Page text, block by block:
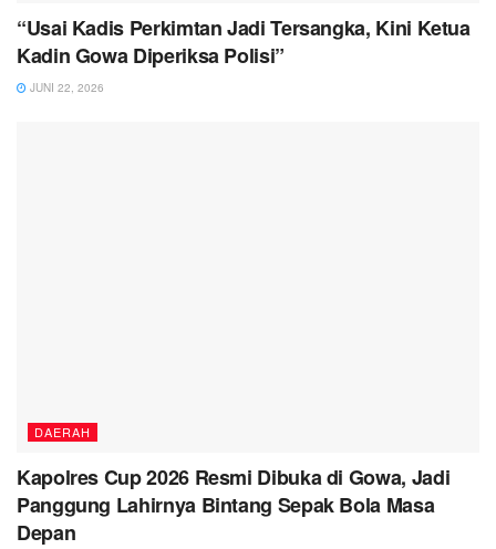
“Usai Kadis Perkimtan Jadi Tersangka, Kini Ketua
Kadin Gowa Diperiksa Polisi”
JUNI 22, 2026
DAERAH
Kapolres Cup 2026 Resmi Dibuka di Gowa, Jadi
Panggung Lahirnya Bintang Sepak Bola Masa
Depan